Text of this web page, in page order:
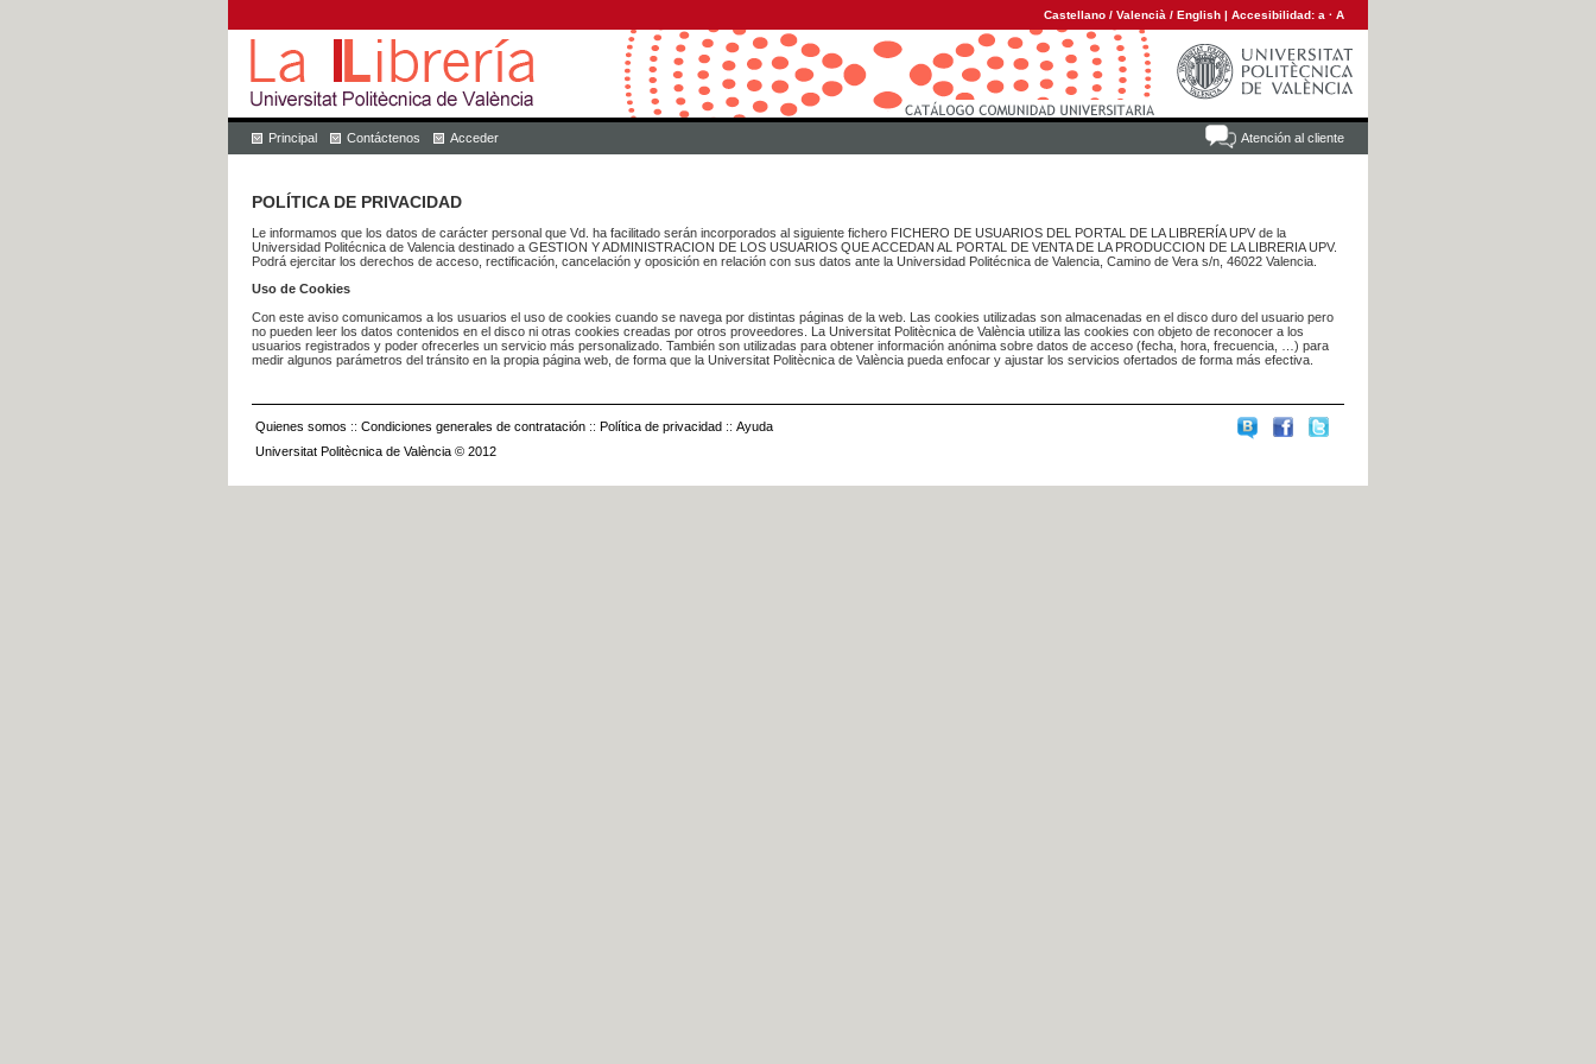
Castellano / Valencià / English | Accesibilidad: a · A
Atención al cliente
Principal Contáctenos Acceder
POLÍTICA DE PRIVACIDAD
Le informamos que los datos de carácter personal que Vd. ha facilitado serán incorporados al siguiente fichero FICHERO DE USUARIOS DEL PORTAL DE LA LIBRERÍA UPV de la
Universidad Politécnica de Valencia destinado a GESTION Y ADMINISTRACION DE LOS USUARIOS QUE ACCEDAN AL PORTAL DE VENTA DE LA PRODUCCION DE LA LIBRERIA UPV.
Podrá ejercitar los derechos de acceso, rectificación, cancelación y oposición en relación con sus datos ante la Universidad Politécnica de Valencia, Camino de Vera s/n, 46022 Valencia.
Uso de Cookies
Con este aviso comunicamos a los usuarios el uso de cookies cuando se navega por distintas páginas de la web. Las cookies utilizadas son almacenadas en el disco duro del usuario pero
no pueden leer los datos contenidos en el disco ni otras cookies creadas por otros proveedores. La Universitat Politècnica de València utiliza las cookies con objeto de reconocer a los
usuarios registrados y poder ofrecerles un servicio más personalizado. También son utilizadas para obtener información anónima sobre datos de acceso (fecha, hora, frecuencia, …) para
medir algunos parámetros del tránsito en la propia página web, de forma que la Universitat Politècnica de València pueda enfocar y ajustar los servicios ofertados de forma más efectiva.
Quienes somos :: Condiciones generales de contratación :: Política de privacidad :: Ayuda
Universitat Politècnica de València © 2012